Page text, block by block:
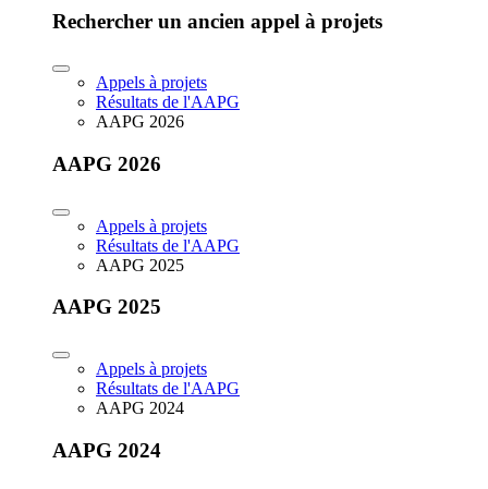
Rechercher un ancien appel à projets
Appels à projets
Résultats de l'AAPG
AAPG 2026
AAPG 2026
Appels à projets
Résultats de l'AAPG
AAPG 2025
AAPG 2025
Appels à projets
Résultats de l'AAPG
AAPG 2024
AAPG 2024